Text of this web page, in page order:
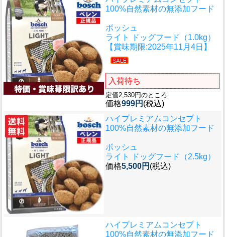
100%自然素材の無添加フード
ボッシュ
ライト ドッグフード（1.0kg）
【賞味期限:2025年11月4日】
入荷待ち
定価2,530円のところ
価格999円 (税込)
ハイプレミアムコンセプト
100%自然素材の無添加フード
ボッシュ
ライト ドッグフード（2.5kg）
価格5,500円 (税込)
ハイプレミアムコンセプト
100%自然素材の無添加フード